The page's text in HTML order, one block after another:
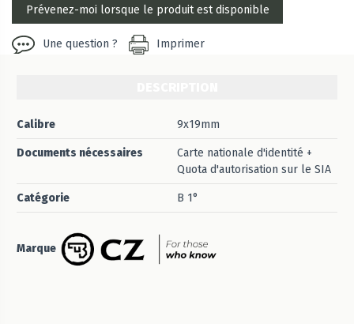
Une question ? Imprimer
Calibre 9x19mm
Documents nécessaires
Carte nationale d'identité +
Quota d'autorisation sur le SIA
Catégorie B 1°
Marque